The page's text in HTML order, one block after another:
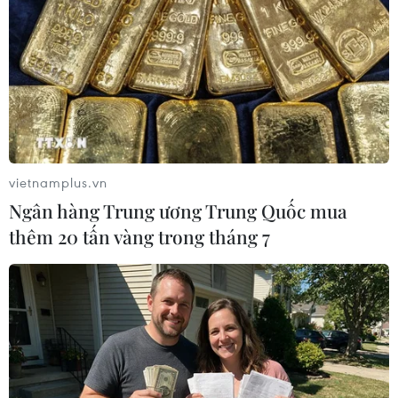
Việt Nam ghi nhận thêm 40 ca mắc mới
COVID-19 tại Hải Dương và Hà Nội
Ban Chỉ đạo Quốc gia Phòng chống dịch COVID-19 cho
biết, tính từ 6h đến 18h ngày 15/2, Việt Nam ghi nhận
thêm 40 ca mắc mới COVID-19 do virus SARS-CoV-2
gây ra.
vietnamplus.vn
Ngân hàng Trung ương Trung Quốc mua
thêm 20 tấn vàng trong tháng 7